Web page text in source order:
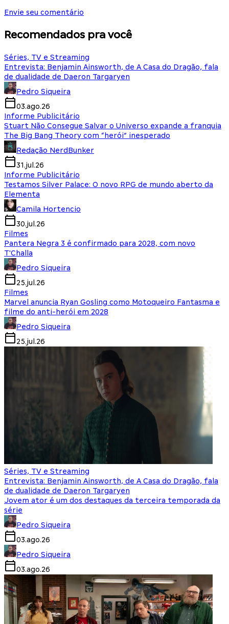
Envie seu comentário
Recomendados pra você
Séries, TV e Streaming
Entrevista: Benjamin Ainsworth, de A Casa do Dragão, fala
de dualidade de Daeron Targaryen
Pedro Siqueira
03.ago.26
Informe Publicitário
Stuart Não Consegue Salvar o Universo expande a franquia
The Big Bang Theory com “herói” inesperado
Redação NerdBunker
31.jul.26
Informe Publicitário
Testamos Silver Palace: O novo RPG de mundo aberto da
Elementa
Camila Hortencio
30.jul.26
Filmes
Pantera Negra 3 é confirmado para 2028, com novo
T'Challa
Pedro Siqueira
25.jul.26
Filmes
Marvel anuncia Ryan Gosling como Motoqueiro Fantasma e
filme do anti-herói em 2028
Pedro Siqueira
25.jul.26
Séries, TV e Streaming
Entrevista: Benjamin Ainsworth, de A Casa do Dragão, fala
de dualidade de Daeron Targaryen
Jovem ator é um dos destaques da terceira temporada da
série
Pedro Siqueira
03.ago.26
Pedro Siqueira
03.ago.26